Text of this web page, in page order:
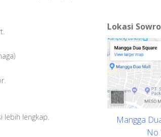
lengkap.
Lokasi
Mangga